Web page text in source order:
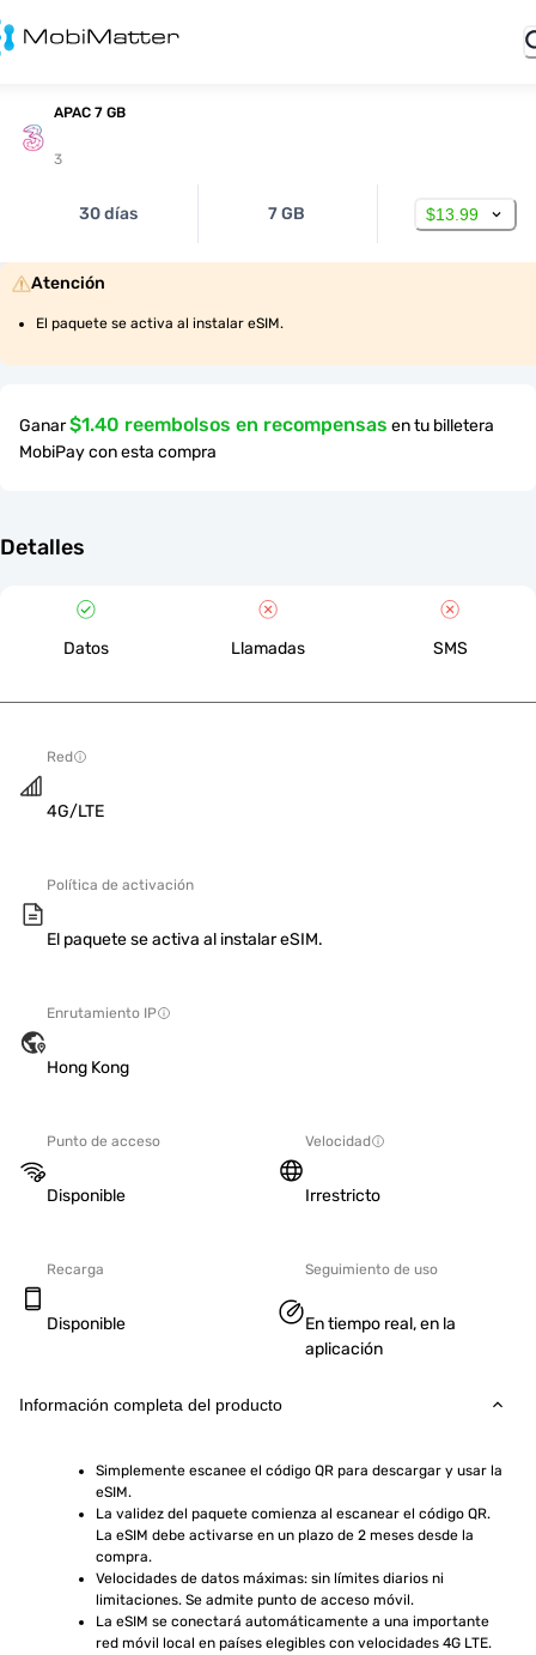
APAC 7 GB
3
30 días 7 GB $13.99
Atención
El paquete se activa al instalar eSIM.
Ganar$1.40 reembolsos en recompensas en tu billetera
MobiPay con esta compra
Detalles
Datos Llamadas SMS
Red
4G/LTE
Política de activación
El paquete se activa al instalar eSIM.
Enrutamiento IP
Hong Kong
Punto de acceso
Disponible
Velocidad
Irrestricto
Recarga
Disponible
Seguimiento de uso
En tiempo real, en la
aplicación
Información completa del producto
Simplemente escanee el código QR para descargar y usar la
eSIM.
La validez del paquete comienza al escanear el código QR.
La eSIM debe activarse en un plazo de 2 meses desde la
compra.
Velocidades de datos máximas: sin límites diarios ni
limitaciones. Se admite punto de acceso móvil.
La eSIM se conectará automáticamente a una importante
red móvil local en países elegibles con velocidades 4G LTE.